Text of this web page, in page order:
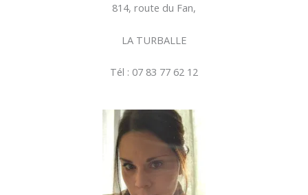
814, route du Fan,
LA TURBALLE
Tél : 07 83 77 62 12